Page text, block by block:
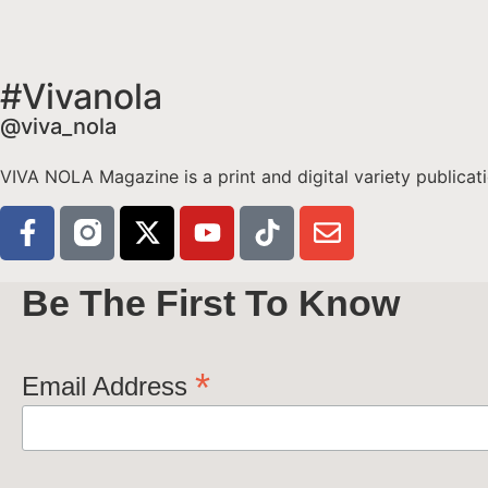
#Vivanola
@viva_nola
VIVA NOLA Magazine is a print and digital variety
Be The First To Know
Email Address *